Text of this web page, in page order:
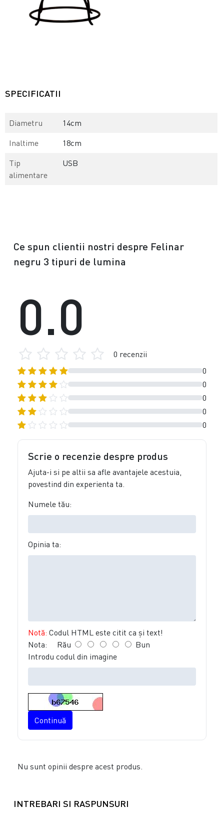
SPECIFICATII
Diametru
14cm
Inaltime
18cm
Tip
alimentare
USB
Ce spun clientii nostri despre Felinar
negru 3 tipuri de lumina
0
0
0
0
0
0.0
0 recenzii
Scrie o recenzie despre produs
Ajuta-i si pe altii sa afle avantajele acestuia,
povestind din experienta ta.
Numele tău:
Opinia ta:
Notă: Codul HTML este citit ca şi text!
Nota: Rău
Bun
Introdu codul din imagine
Continuă
Nu sunt opinii despre acest produs.
INTREBARI SI RASPUNSURI